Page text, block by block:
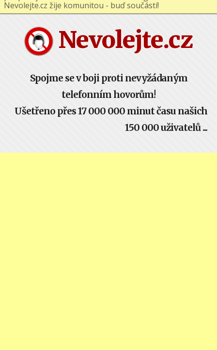
Nevolejte.cz
Spojme se v boji proti nevyžádaným
telefonním hovorům!
Ušetřeno přes 17 000 000 minut času našich
150 000 uživatelů ...
Nevolejte.cz žije komunitou - buď součástí!